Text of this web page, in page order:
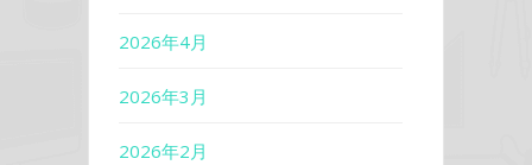
2026年4月
2026年3月
2026年2月